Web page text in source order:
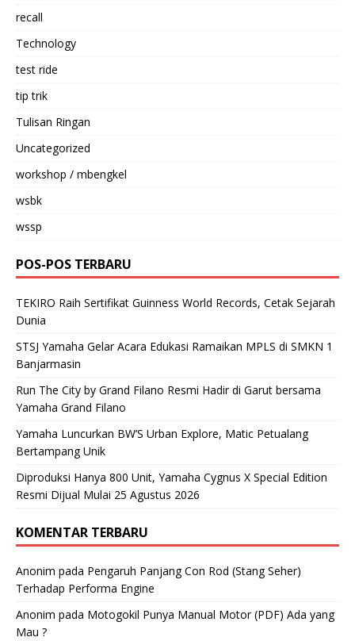
recall
Technology
test ride
tip trik
Tulisan Ringan
Uncategorized
workshop / mbengkel
wsbk
wssp
POS-POS TERBARU
TEKIRO Raih Sertifikat Guinness World Records, Cetak Sejarah
Dunia
STSJ Yamaha Gelar Acara Edukasi Ramaikan MPLS di SMKN 1
Banjarmasin
Run The City by Grand Filano Resmi Hadir di Garut bersama
Yamaha Grand Filano
Yamaha Luncurkan BW’S Urban Explore, Matic Petualang
Bertampang Unik
Diproduksi Hanya 800 Unit, Yamaha Cygnus X Special Edition
Resmi Dijual Mulai 25 Agustus 2026
KOMENTAR TERBARU
Anonim pada Pengaruh Panjang Con Rod (Stang Seher)
Terhadap Performa Engine
Anonim pada Motogokil Punya Manual Motor (PDF) Ada yang
Mau ?